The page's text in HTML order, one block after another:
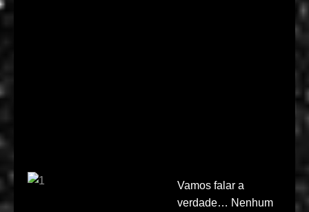
Vamos falar a
verdade… Nenhum